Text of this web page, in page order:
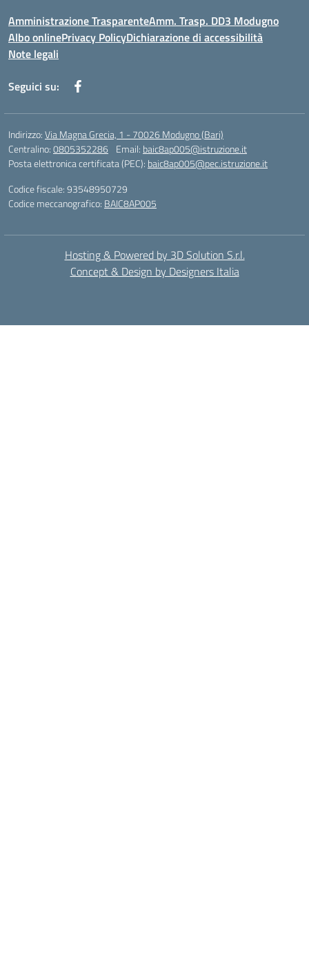
Amministrazione TrasparenteAmm. Trasp. DD3 Modugno
Albo onlinePrivacy PolicyDichiarazione di accessibilità
Note legali
Seguici su:
Indirizzo:Via Magna Grecia, 1 - 70026 Modugno (Bari)
Centralino:0805352286 Email: baic8ap005@istruzione.it
Posta elettronica certificata (PEC): baic8ap005@pec.istruzione.it
Codice fiscale: 93548950729
Codice meccanografico: BAIC8AP005
Hosting & Powered by 3D Solution S.r.l.
Concept & Design by Designers Italia